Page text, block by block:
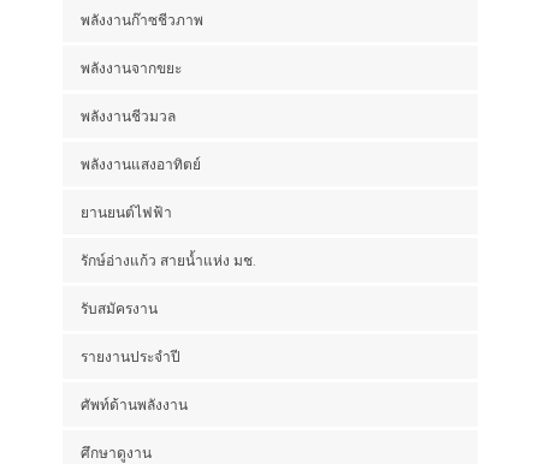
พลังงานก๊าซชีวภาพ
พลังงานจากขยะ
พลังงานชีวมวล
พลังงานแสงอาทิตย์
ยานยนต์ไฟฟ้า
รักษ์อ่างแก้ว สายน้ำแห่ง มช.
รับสมัครงาน
รายงานประจำปี
ศัพท์ด้านพลังงาน
ศึกษาดูงาน